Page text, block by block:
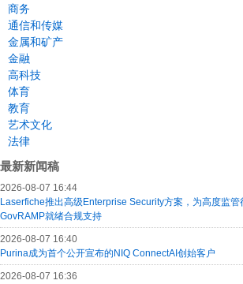
商务
通信和传媒
金属和矿产
金融
高科技
体育
教育
艺术文化
法律
最新新闻稿
2026-08-07 16:44
Laserfiche推出高级Enterprise Security方案，为高度监管
GovRAMP就绪合规支持
2026-08-07 16:40
Purina成为首个公开宣布的NIQ ConnectAI创始客户
2026-08-07 16:36